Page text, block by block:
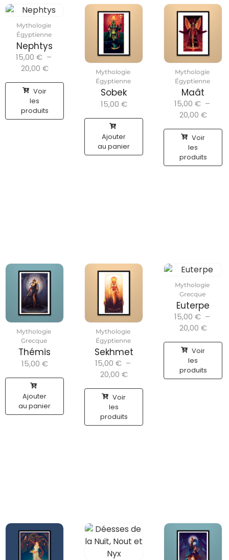
Mythologie
Égyptienne
Nephtys
15,00 € –
20,00 €
Voir
les
produits
Mythologie
Égyptienne
Sobek
15,00 €
Ajouter
au panier
Mythologie
Égyptienne
Maât
15,00 € –
20,00 €
Voir
les
produits
Mythologie
Grecque
Thémis
15,00 €
Ajouter
au panier
Mythologie
Égyptienne
Sekhmet
15,00 € –
20,00 €
Voir
les
produits
Mythologie
Grecque
Euterpe
15,00 € –
20,00 €
Voir
les
produits